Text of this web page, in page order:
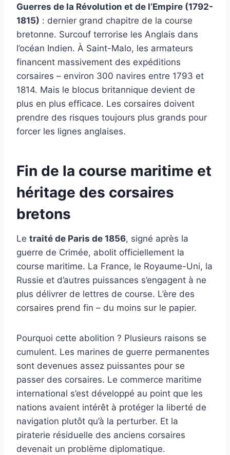
Guerres de la Révolution et de l’Empire (1792-
1815) : dernier grand chapitre de la course
bretonne. Surcouf terrorise les Anglais dans
l’océan Indien. À Saint-Malo, les armateurs
financent massivement des expéditions
corsaires – environ 300 navires entre 1793 et
1814. Mais le blocus britannique devient de
plus en plus efficace. Les corsaires doivent
prendre des risques toujours plus grands pour
forcer les lignes anglaises.
Fin de la course maritime et
héritage des corsaires
bretons
Le traité de Paris de 1856, signé après la
guerre de Crimée, abolit officiellement la
course maritime. La France, le Royaume-Uni, la
Russie et d’autres puissances s’engagent à ne
plus délivrer de lettres de course. L’ère des
corsaires prend fin – du moins sur le papier.
Pourquoi cette abolition ? Plusieurs raisons se
cumulent. Les marines de guerre permanentes
sont devenues assez puissantes pour se
passer des corsaires. Le commerce maritime
international s’est développé au point que les
nations avaient intérêt à protéger la liberté de
navigation plutôt qu’à la perturber. Et la
piraterie résiduelle des anciens corsaires
devenait un problème diplomatique.